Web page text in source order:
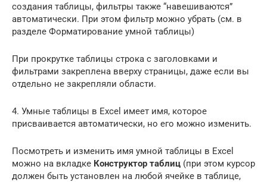
создания таблицы, фильтры также “навешиваются”
автоматически. При этом фильтр можно убрать (см. в
разделе Форматирование умной таблицы)
При прокрутке таблицы строка с заголовками и
фильтрами закреплена вверху страницы, даже если вы
отдельно не закрепляли области.
4. Умные таблицы в Excel имеет имя, которое
присваивается автоматически, но его можно изменить.
Посмотреть и изменить имя умной таблицы в Excel
можно на вкладке Конструктор таблиц (при этом курсор
должен быть установлен на любой ячейке в таблице,